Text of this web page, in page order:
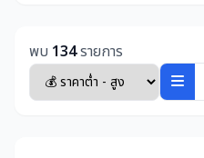
พบ 134รายการ